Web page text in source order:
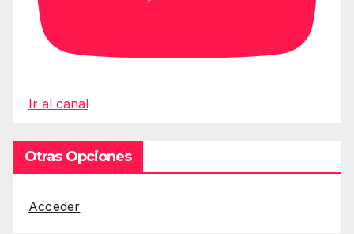
Ir al canal
Otras Opciones
Acceder